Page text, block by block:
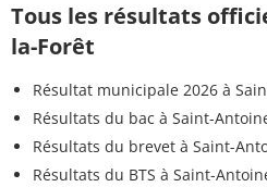
Tous les résultats
la-Forêt
Résultat municipale 2026 à
Résultats du bac à Saint-
Résultats du brevet à Saint-
Résultats du BTS à Saint-